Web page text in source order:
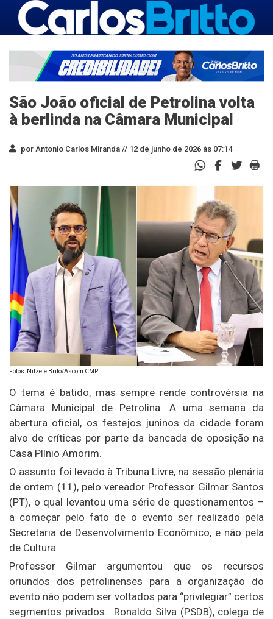
São João oficial de Petrolina volta
à berlinda na Câmara Municipal
por Antonio Carlos Miranda // 12 de junho de 2026 às 07:14
Fotos: Nilzete Brito/Ascom CMP
O tema é batido, mas sempre rende controvérsia na
Câmara Municipal de Petrolina. A uma semana da
abertura oficial, os festejos juninos da cidade foram
alvo de críticas por parte da bancada de oposição na
Casa Plínio Amorim.
O assunto foi levado à Tribuna Livre, na sessão plenária
de ontem (11), pelo vereador Professor Gilmar Santos
(PT), o qual levantou uma série de questionamentos –
a começar pelo fato de o evento ser realizado pela
Secretaria de Desenvolvimento Econômico, e não pela
de Cultura.
Professor Gilmar argumentou que os recursos
oriundos dos petrolinenses para a organização do
evento não podem ser voltados para “privilegiar” certos
segmentos privados. Ronaldo Silva (PSDB), colega de